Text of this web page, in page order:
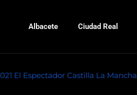
Albacete Ciudad Real
El Espectador Castilla La Mancha